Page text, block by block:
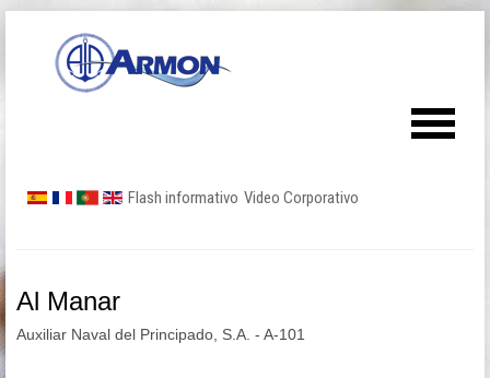
Flash informativo Video Corporativo
Al Manar
Auxiliar Naval del Principado, S.A. - A-101